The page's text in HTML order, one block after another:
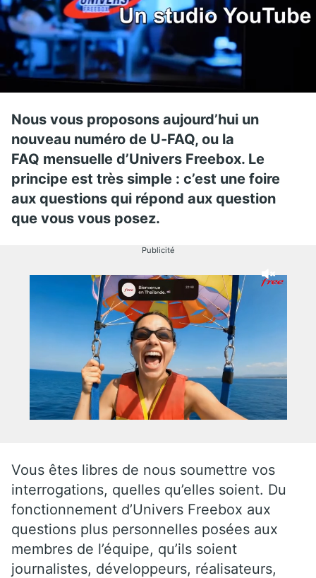
Nous vous proposons aujourd’hui un
nouveau numéro de U-FAQ, ou la
FAQ mensuelle d’Univers Freebox. Le
principe est très simple : c’est une foire
aux questions qui répond aux question
que vous vous posez.
Publicité
Vous êtes libres de nous soumettre vos
interrogations, quelles qu’elles soient. Du
fonctionnement d’Univers Freebox aux
questions plus personnelles posées aux
membres de l’équipe, qu’ils soient
journalistes, développeurs, réalisateurs,